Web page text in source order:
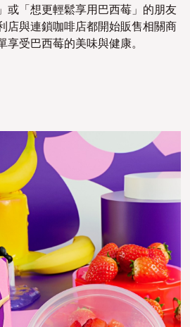
或「想更輕鬆享用巴西莓」的朋友
店與連鎖咖啡店都開始販售相關商
受巴西莓的美味與健康。